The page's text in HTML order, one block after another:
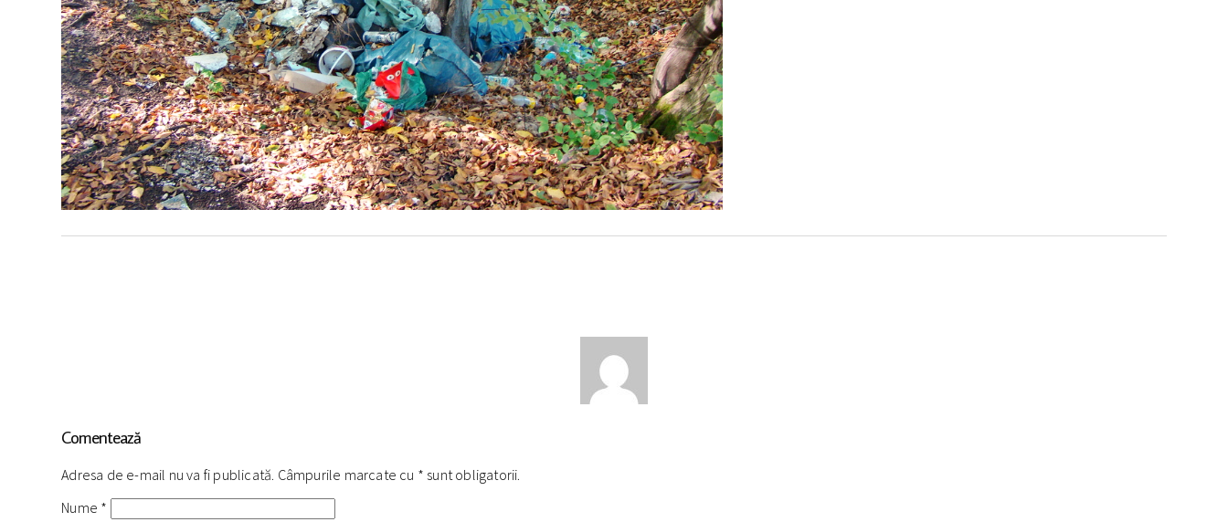
Comentează
Adresa de e-mail nu va fi publicată. Câmpurile marcate cu * sunt obligatorii.
Nume *